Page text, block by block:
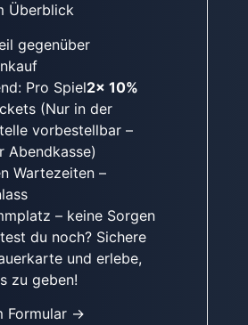
Überblick
gegenüber
Pro Spiel2x 10%
(Nur in der
vorbestellbar –
Abendkasse)
Wartezeiten –
– keine Sorgen
du noch? Sichere
und erlebe,
zu geben!
Formular →